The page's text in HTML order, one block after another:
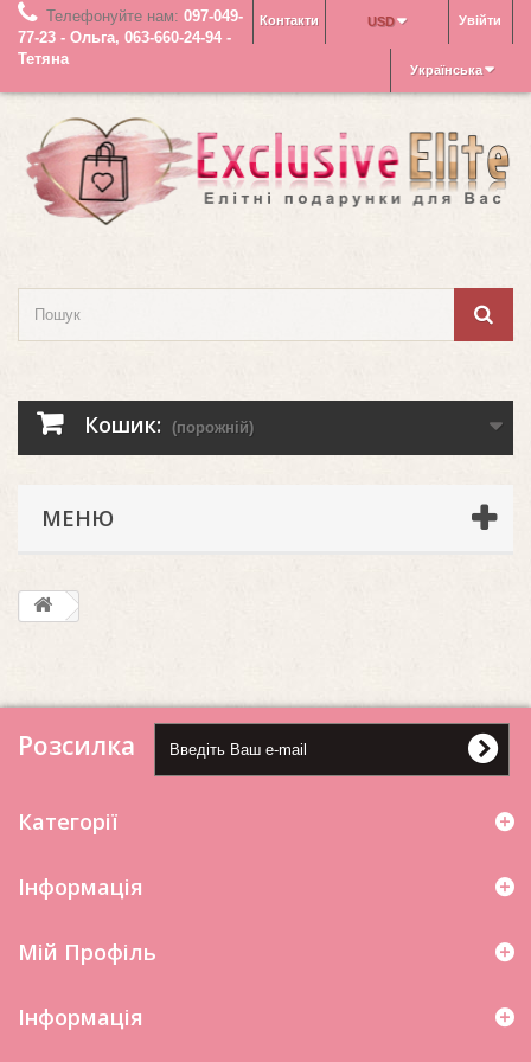
Увійти
USD
Контакти
Телефонуйте нам: 097-049-
77-23 - Ольга, 063-660-24-94 -
Тетяна
Українська
Кошик: (порожній)
МЕНЮ
Розсилка
Категорії
Інформація
Мій Профіль
Iнформація